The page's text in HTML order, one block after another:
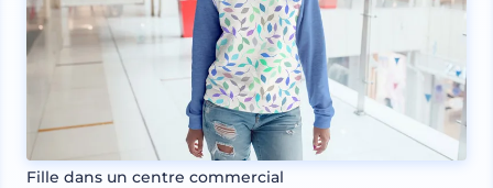
Fille dans un centre commercial